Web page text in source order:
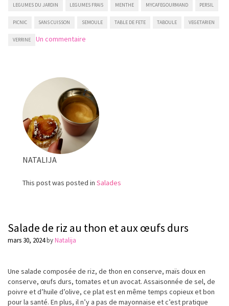
LEGUMES DU JARDIN LEGUMES FRAIS MENTHE MYCAFEGOURMAND PERSIL
PICNIC SANS CUISSON SEMOULE TABLE DE FETE TABOULE VEGETARIEN
VERRINE Un commentaire
NATALIJA
This post was posted in Salades
Salade de riz au thon et aux œufs durs
mars 30, 2024byNatalija
Une salade composée de riz, de thon en conserve, maïs doux en
conserve, œufs durs, tomates et un avocat. Assaisonnée de sel, de
poivre et d’huile d’olive, ce plat est en même temps copieux et bon
pour la santé. En plus, il n’y a pas de mayonnaise et c’est pratique